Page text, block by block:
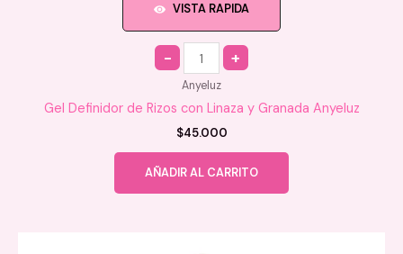
VISTA RAPIDA
Quantity
Anyeluz
Gel Definidor de Rizos con Linaza y Granada Anyeluz
$45.000
AÑADIR AL CARRITO